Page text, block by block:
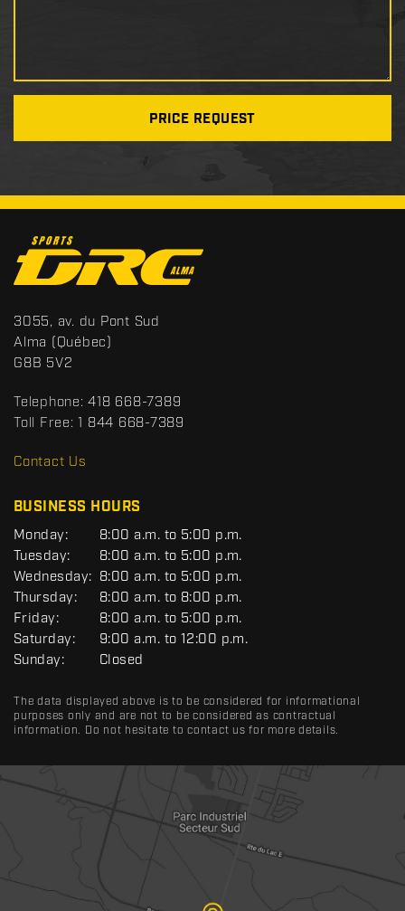
PRICE REQUEST
o
n
t
a
c
t
S
p
o
t
s
R
3055, av. du Pont Sud
Alma (Québec)
G8B 5V2
Telephone: 418 668-7389
Toll Free: 1 844 668-7389
Contact Us
BUSINESS HOURS
G
E
N
E
R
A
L
Monday:
8:00 a.m. to 5:00 p.m.
Tuesday:
8:00 a.m. to 5:00 p.m.
Wednesday: 8:00 a.m. to 5:00 p.m.
Thursday:
8:00 a.m. to 8:00 p.m.
Friday:
8:00 a.m. to 5:00 p.m.
Saturday:
9:00 a.m. to 12:00 p.m.
Sunday:
Closed
The data displayed above is to be considered for informational
purposes only and are not to be considered as contractual
information. Do not hesitate to contact us for more details.